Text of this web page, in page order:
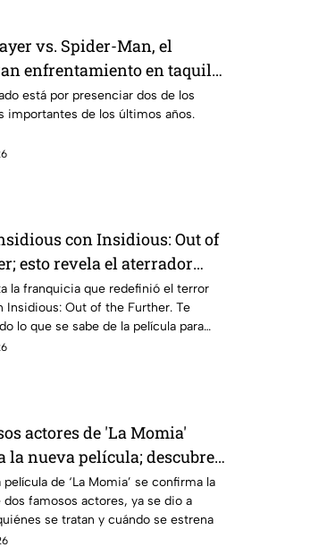
vs. Spider-Man, el
enfrentamiento en taquilla
está por presenciar dos de los
importantes de los últimos años.
con Insidious: Out of
esto revela el aterrador
la franquicia que redefinió el terror
Insidious: Out of the Further. Te
lo que se sabe de la película para
actores de 'La Momia'
la nueva película; descubre
se tratan
película de ‘La Momia’ se confirma la
dos famosos actores, ya se dio a
se tratan y cuándo se estrena